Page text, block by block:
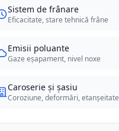
Sistem de frânare
Eficacitate, stare tehnică frâne
Emisii poluante
Gaze eșapament, nivel noxe
Caroserie și șasiu
Coroziune, deformări, etanșeitate